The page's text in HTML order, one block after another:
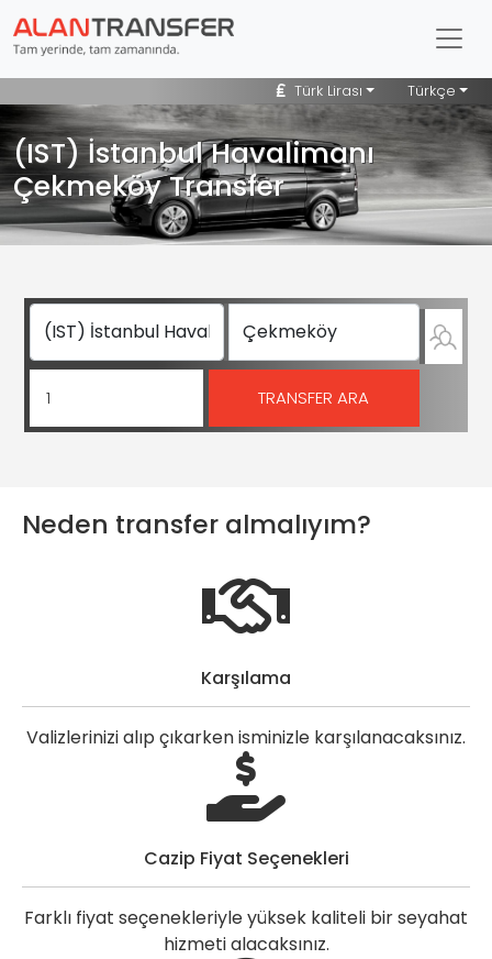
Türk Lirası Türkçe
(IST) İstanbul Havalimanı
Çekmeköy Transfer
Neden transfer almalıyım?
Karşılama
Valizlerinizi alıp çıkarken isminizle karşılanacaksınız.
Cazip Fiyat Seçenekleri
Farklı fiyat seçenekleriyle yüksek kaliteli bir seyahat
hizmeti alacaksınız.